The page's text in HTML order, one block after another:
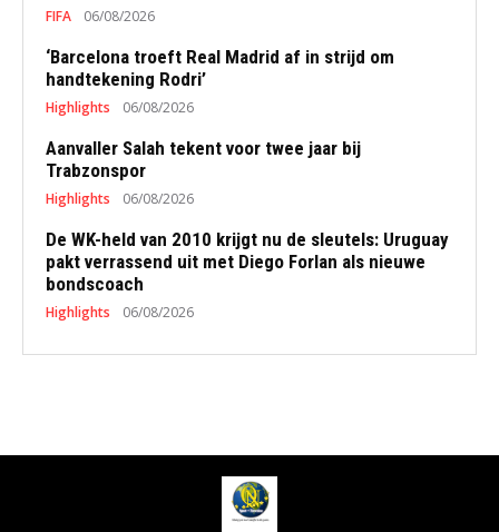
FIFA 06/08/2026
‘Barcelona troeft Real Madrid af in strijd om
handtekening Rodri’
Highlights 06/08/2026
Aanvaller Salah tekent voor twee jaar bij
Trabzonspor
Highlights 06/08/2026
De WK-held van 2010 krijgt nu de sleutels: Uruguay
pakt verrassend uit met Diego Forlan als nieuwe
bondscoach
Highlights 06/08/2026